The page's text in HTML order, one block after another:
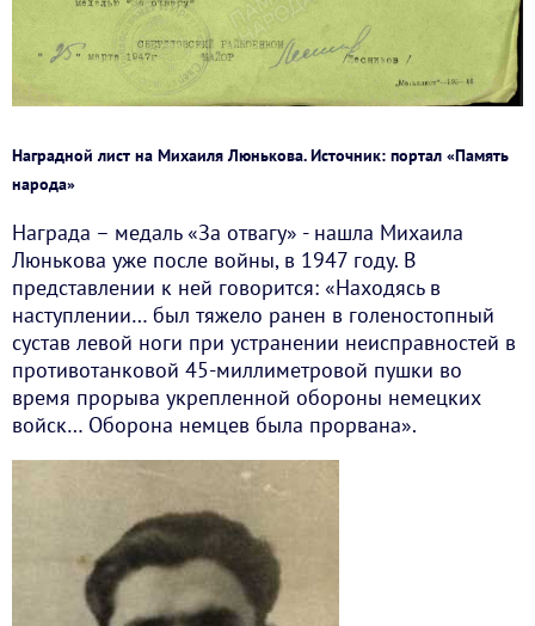
Наградной лист на Михаиля Люнькова. Источник: портал «Память
народа»
Награда – медаль «За отвагу» - нашла Михаила
Люнькова уже после войны, в 1947 году. В
представлении к ней говорится: «Находясь в
наступлении… был тяжело ранен в голеностопный
сустав левой ноги при устранении неисправностей в
противотанковой 45-миллиметровой пушки во
время прорыва укрепленной обороны немецких
войск… Оборона немцев была прорвана».